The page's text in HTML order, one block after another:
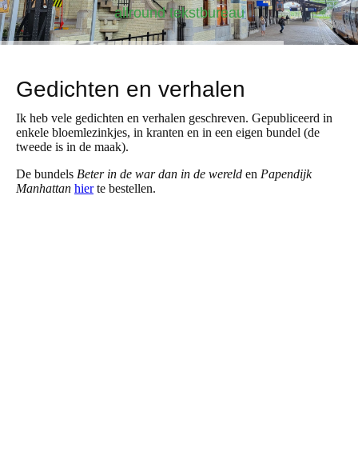
allround tekstbureau
Gedichten en verhalen
Ik heb vele gedichten en verhalen geschreven. Gepubliceerd in
enkele bloemlezinkjes, in kranten en in een eigen bundel (de
tweede is in de maak).
De bundels Beter in de war dan in de wereld en Papendijk
Manhattan hierte bestellen.